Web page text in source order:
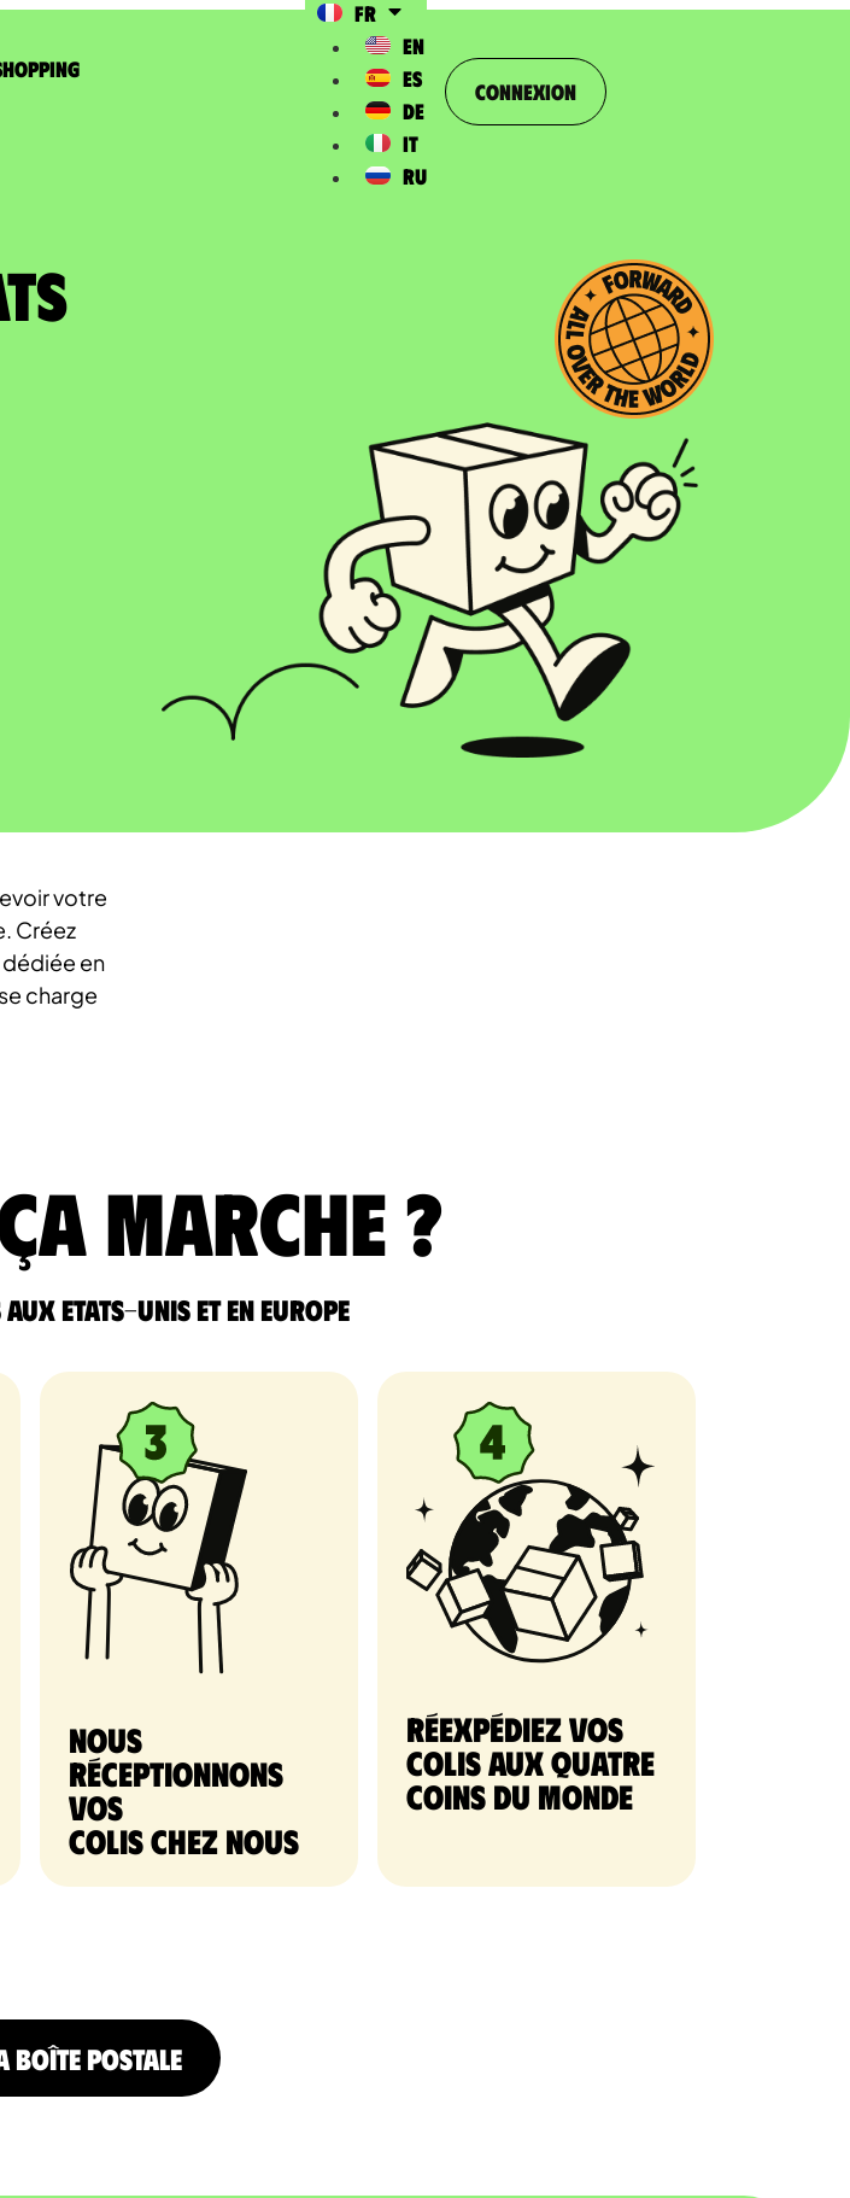
FR
EN
ES
DE
IT
RU
Connexion
votre
Créez
en
charge
marche ?
Etats-Unis et en Europe
nous
réceptionnons
vos
colis chez nous
Réexpédiez vos
colis aux quatre
coins du monde
BOÎTE POSTALE